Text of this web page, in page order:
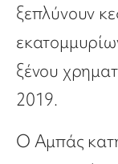
ξεπλύνουν
ξένου
2019.
Ο Αμπάς